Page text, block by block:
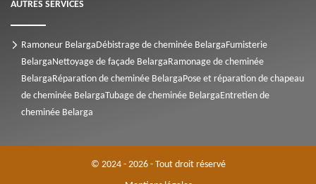
AUTRES SERVICES
Ramoneur BelargaDébistrage de cheminée BelargaFumisterie
BelargaNettoyage de façade BelargaRamonage de cheminée
BelargaRéparation de cheminée BelargaPose et réparation de chapeau
de cheminée BelargaTubage de cheminée BelargaEntretien de
cheminée Belarga
© 2024 - 2026 - Tout droit réservé